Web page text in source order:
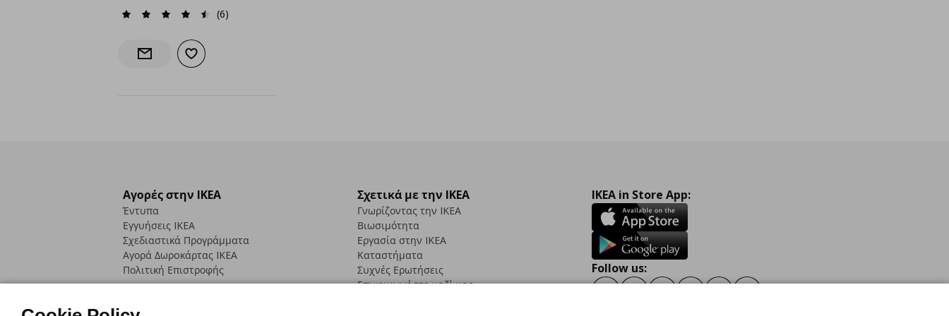
(6)
Ενημέρωση διαθεσιμότητας
Προσθήκη στα αγαπημένα
Αγορές στην IKEA
Έντυπα
Εγγυήσεις IKEA
Σχεδιαστικά Προγράμματα
Αγορά Δωρoκάρτας IKEA
Πολιτική Επιστροφής
Σχετικά με την IKEA
Γνωρίζοντας την IKEA
Βιωσιμότητα
Εργασία στην IKEA
Καταστήματα
Συχνές Ερωτήσεις
Επικοινωνήστε μαζί μας
IKEA in Store App:
Follow us: